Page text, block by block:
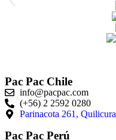
Pac Pac Chile
info@pacpac.com
(+56) 2 2592 0280
Parinacota 261, Quilicura
Pac Pac Perú